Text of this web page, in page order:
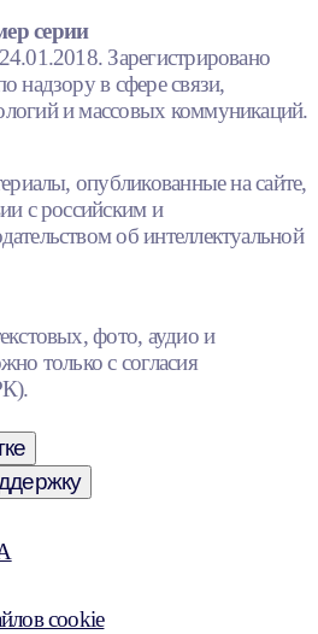
серии
Зарегистрировано
надзору в сфере связи,
и массовых коммуникаций.
опубликованные на сайте,
с российским и
об интеллектуальной
фото, аудио и
только с согласия
cookie